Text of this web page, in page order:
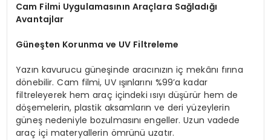
Cam Filmi Uygulamasının Araçlara Sağladığı
Avantajlar
Güneşten Korunma ve UV Filtreleme
Yazın kavurucu güneşinde aracınızın iç mekânı fırına
dönebilir. Cam filmi, UV ışınlarını %99’a kadar
filtreleyerek hem araç içindeki ısıyı düşürür hem de
döşemelerin, plastik aksamların ve deri yüzeylerin
güneş nedeniyle bozulmasını engeller. Uzun vadede
araç içi materyallerin ömrünü uzatır.